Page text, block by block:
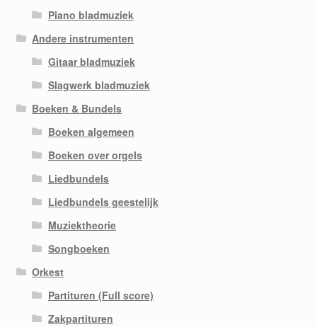
Piano bladmuziek
Andere instrumenten
Gitaar bladmuziek
Slagwerk bladmuziek
Boeken & Bundels
Boeken algemeen
Boeken over orgels
Liedbundels
Liedbundels geestelijk
Muziektheorie
Songboeken
Orkest
Partituren (Full score)
Zakpartituren